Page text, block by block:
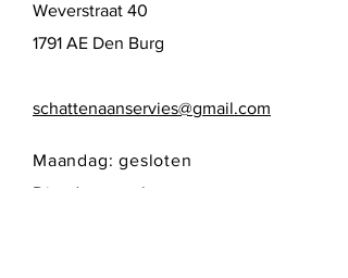
Weverstraat 40
1791 AE Den Burg
schattenaanservies@gmail.com
Maandag: gesloten
Dinsdag: gesloten